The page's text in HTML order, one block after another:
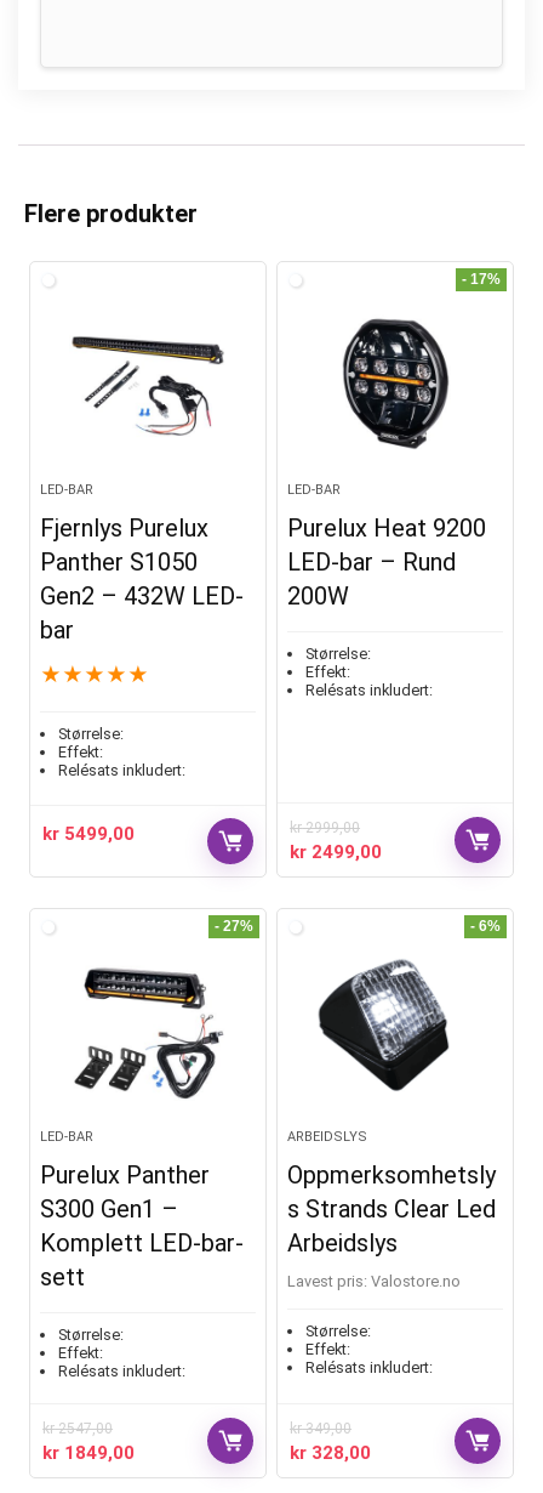
Flere produkter
LED-BAR
Fjernlys Purelux
Panther S1050
Gen2 – 432W LED-
bar
★ ★ ★ ★ ★
Størrelse:
Effekt:
Relésats inkludert:
kr 5499,00
- 17%
LED-BAR
Purelux Heat 9200
LED-bar – Rund
200W
Størrelse:
Effekt:
Relésats inkludert:
kr2999,00
kr 2499,00
- 27%
LED-BAR
Purelux Panther
S300 Gen1 –
Komplett LED-bar-
sett
Størrelse:
Effekt:
Relésats inkludert:
kr2547,00
kr 1849,00
- 6%
ARBEIDSLYS
Oppmerksomhetsly
s Strands Clear Led
Arbeidslys
Lavest pris: valostore.no
Størrelse:
Effekt:
Relésats inkludert:
kr349,00
kr 328,00